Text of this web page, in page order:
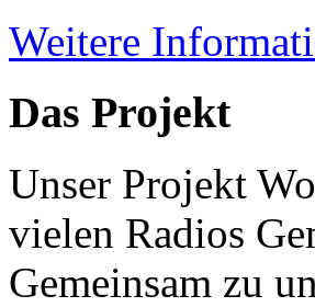
Weitere
Das Projekt
Unser Projekt
vielen Radios
Gemeinsam zu